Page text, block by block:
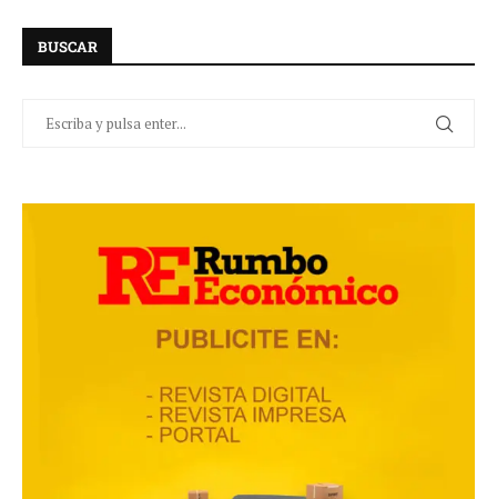
BUSCAR